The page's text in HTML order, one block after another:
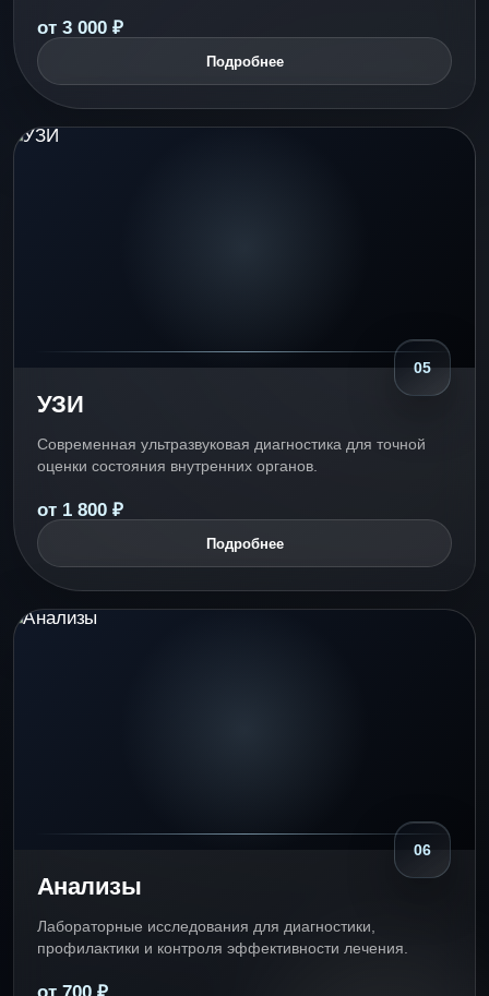
от 3 000 ₽
Подробнее
05
УЗИ
Современная ультразвуковая диагностика для точной
оценки состояния внутренних органов.
от 1 800 ₽
Подробнее
06
Анализы
Лабораторные исследования для диагностики,
профилактики и контроля эффективности лечения.